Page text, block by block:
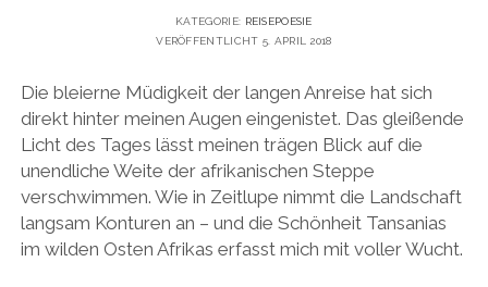
KATEGORIE: REISEPOESIE
VERÖFFENTLICHT 5. APRIL 2018
Die bleierne Müdigkeit der langen Anreise hat sich
direkt hinter meinen Augen eingenistet. Das gleißende
Licht des Tages lässt meinen trägen Blick auf die
unendliche Weite der afrikanischen Steppe
verschwimmen. Wie in Zeitlupe nimmt die Landschaft
langsam Konturen an – und die Schönheit Tansanias
im wilden Osten Afrikas erfasst mich mit voller Wucht.